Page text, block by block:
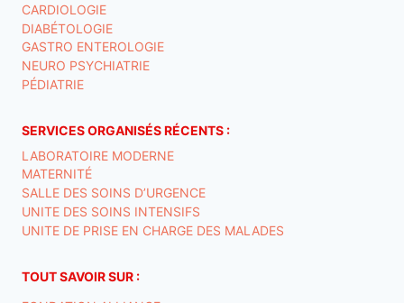
CARDIOLOGIE
DIABÉTOLOGIE
GASTRO ENTEROLOGIE
NEURO PSYCHIATRIE
PÉDIATRIE
SERVICES ORGANISÉS RÉCENTS :
LABORATOIRE MODERNE
MATERNITÉ
SALLE DES SOINS D’URGENCE
UNITE DES SOINS INTENSIFS
UNITE DE PRISE EN CHARGE DES MALADES
TOUT SAVOIR SUR :